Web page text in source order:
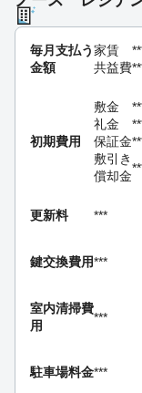
毎月支払う
金額
家賃
共益費
初期費用
敷金
礼金
保証金
敷引き
償却金
更新料 ***
鍵交換費用***
室内清掃費
用
***
駐車場料金***